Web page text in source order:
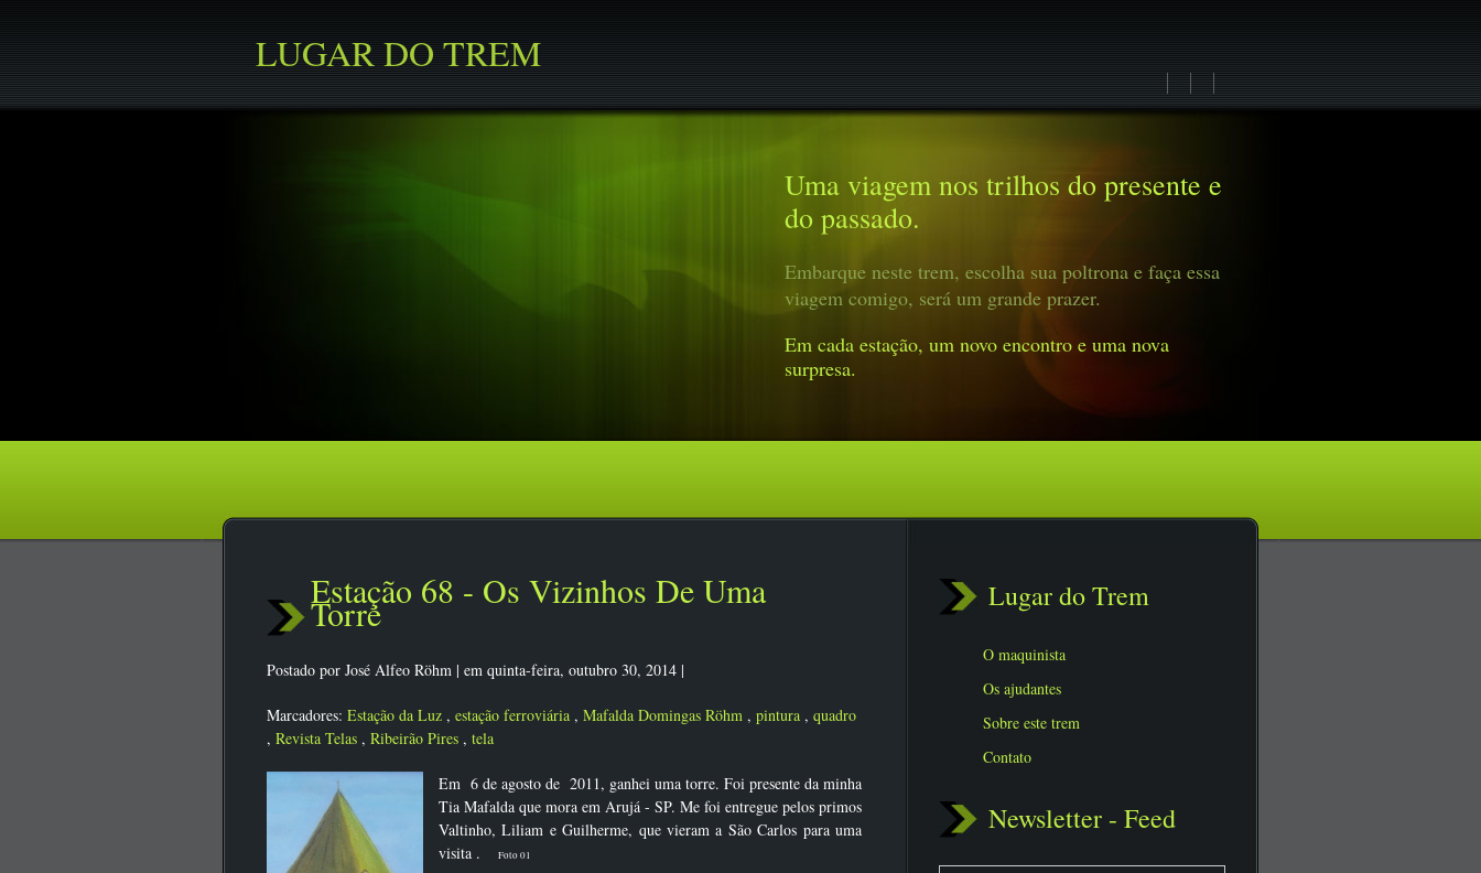
LUGAR DO TREM
Uma viagem nos trilhos do presente e
do passado.
Embarque neste trem, escolha sua poltrona e faça essa
viagem comigo, será um grande prazer.
Em cada estação, um novo encontro e uma nova
surpresa.
Estação 68 - Os Vizinhos De Uma
Torre
Postado por José Alfeo Röhm | em quinta-feira, outubro 30, 2014 |
Marcadores: Estação da Luz , estação ferroviária , Mafalda Domingas Röhm , pintura , quadro
, Revista Telas , Ribeirão Pires , tela
Em 6 de agosto de 2011, ganhei uma torre. Foi presente da minha
Tia Mafalda que mora em Arujá - SP. Me foi entregue pelos primos
Valtinho, Liliam e Guilherme, que vieram a São Carlos para uma
visita .
Foto 01
Lugar do Trem
O maquinista
Os ajudantes
Sobre este trem
Contato
Newsletter - Feed